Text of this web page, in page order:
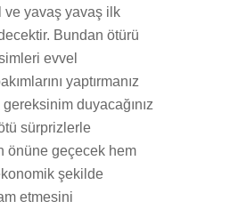
ve yavaş yavaş ilk
Bundan ötürü
evvel
yaptırmanız
duyacağınız
sürprizlerle
önüne geçecek hem
şekilde
etmesini